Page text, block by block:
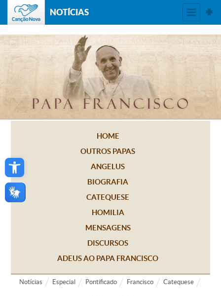
Open toolbar
NOTÍCIAS
HOME
OUTROS PAPAS
ANGELUS
BIOGRAFIA
CATEQUESE
HOMILIA
MENSAGENS
DISCURSOS
ADEUS AO PAPA FRANCISCO
Notícias Especial Pontificado Francisco Catequese